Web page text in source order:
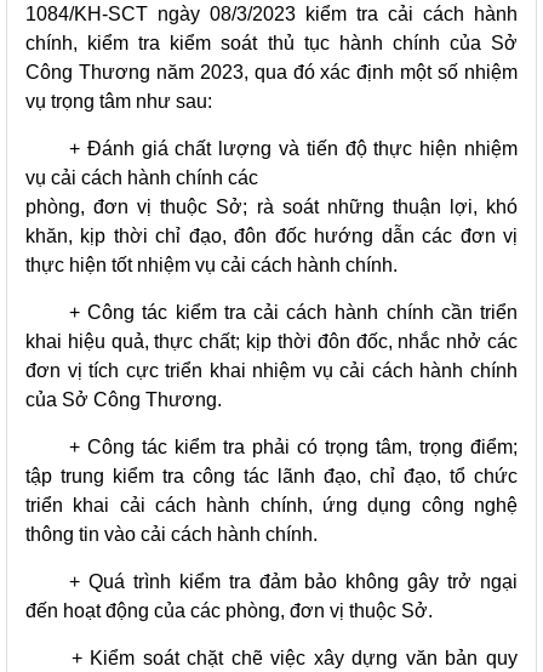
1084/KH-SCT ngày 08/3/2023 kiểm tra cải cách hành
chính, kiểm tra kiểm soát thủ tục hành chính của Sở
Công Thương năm 2023, qua đó xác định một số nhiệm
vụ trọng tâm như sau:
+ Đánh giá chất lượng và tiến độ thực hiện nhiệm
vụ cải cách hành chính các
phòng, đơn vị thuộc Sở; rà soát những thuận lợi, khó
khăn, kịp thời chỉ đạo, đôn đốc hướng dẫn các đơn vị
thực hiện tốt nhiệm vụ cải cách hành chính.
+ Công tác kiểm tra cải cách hành chính cần triển
khai hiệu quả, thực chất; kịp thời đôn đốc, nhắc nhở các
đơn vị tích cực triển khai nhiệm vụ cải cách hành chính
của Sở Công Thương.
+ Công tác kiểm tra phải có trọng tâm, trọng điểm;
tập trung kiểm tra công tác lãnh đạo, chỉ đạo, tổ chức
triển khai cải cách hành chính, ứng dụng công nghệ
thông tin vào cải cách hành chính.
+ Quá trình kiểm tra đảm bảo không gây trở ngại
đến hoạt động của các phòng, đơn vị thuộc Sở.
+ Kiểm soát chặt chẽ việc xây dựng văn bản quy